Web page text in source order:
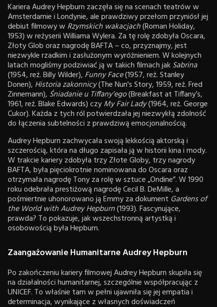
Kariera Audrey Hepburn zaczęła się na scenach teatrów w
Amsterdamie i Londynie, ale prawdziwy przełom przyniósł jej
debiut filmowy w Rzymskich wakacjach(Roman Holiday,
1953) w reżyserii Williama Wylera. Za tę rolę zdobyła Oscara,
Złoty Glob oraz nagrodę BAFTA – co, przyznajmy, jest
niezwykle rzadkim i zasłużonym wyróżnieniem. W kolejnych
latach mogliśmy podziwiać ją w takich filmach jakSabrina
(1954, reż. Billy Wilder), Funny Face(1957, reż. Stanley
Donen), Historia zakonnicy(The Nun's Story, 1959, reż. Fred
Zinnemann), Śniadanie u Tiffany’ego(Breakfast at Tiffany’s,
1961, reż. Blake Edwards) czyMy Fair Lady(1964, reż. George
Cukor). Każda z tych ról potwierdzała jej niezwykłą zdolność
do łączenia subtelności z prawdziwą emocjonalnością.
Audrey Hepburn zachwycała swoją lekkością aktorską i
szczerością, która na długo zapisała ją w historii kina i mody.
W trakcie kariery zdobyła trzy Złote Globy, trzy nagrody
BAFTA, była pięciokrotnie nominowana do Oscara oraz
otrzymała nagrodę Tony za rolę w sztuce „Ondine”. W 1990
roku odebrała prestiżową nagrodę Cecil B. DeMille, a
pośmiertnie uhonorowano ją Emmy za dokument Gardens of
the World with Audrey Hepburn(1993). Fascynujące,
prawda? To pokazuje, jak wszechstronną artystką i
osobowością była Hepburn.
Zaangażowanie Humanitarne Audrey Hepburn
Po zakończeniu kariery filmowej Audrey Hepburn skupiła się
na działalności humanitarnej, szczególnie współpracując z
UNICEF. To właśnie tam w pełni ujawniła się jej empatia i
determinacja, wynikające z własnych doświadczeń